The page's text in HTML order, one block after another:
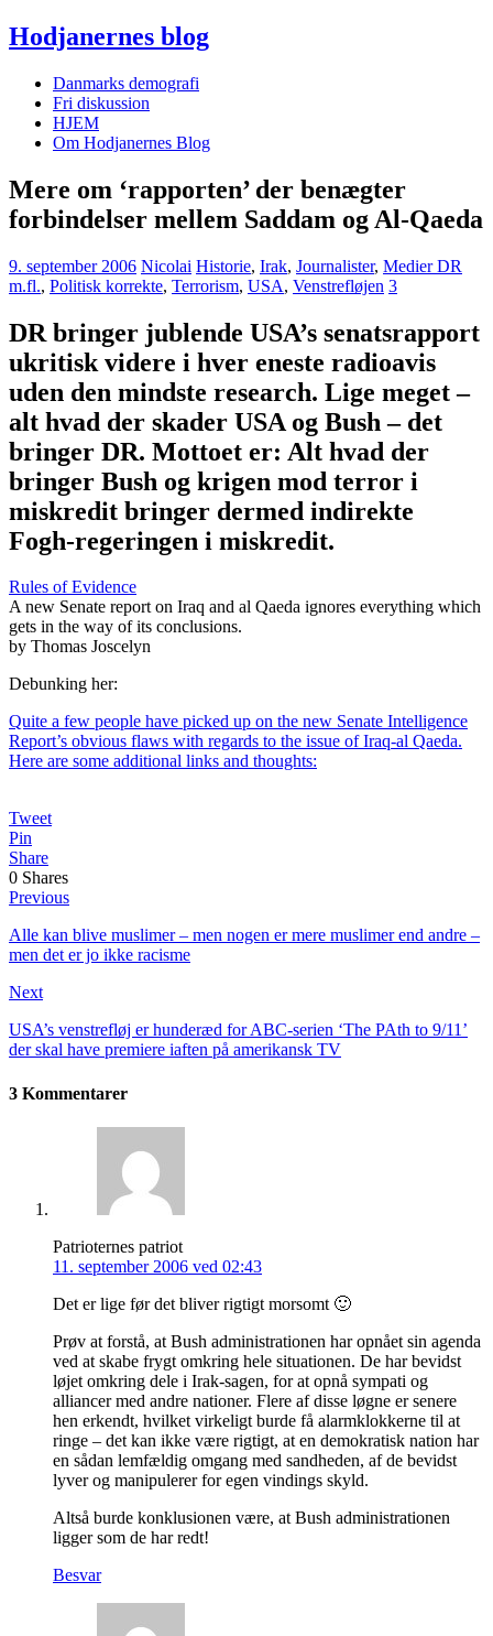
Hodjanernes blog
Danmarks demografi
Fri diskussion
HJEM
Om Hodjanernes Blog
Mere om ‘rapporten’ der benægter
forbindelser mellem Saddam og Al-Qaeda
9. september 2006 Nicolai Historie, Irak, Journalister, Medier DR
m.fl., Politisk korrekte, Terrorism, USA, Venstrefløjen 3
DR bringer jublende USA’s senatsrapport
ukritisk videre i hver eneste radioavis
uden den mindste research. Lige meget –
alt hvad der skader USA og Bush – det
bringer DR. Mottoet er: Alt hvad der
bringer Bush og krigen mod terror i
miskredit bringer dermed indirekte
Fogh-regeringen i miskredit.
Rules of Evidence
A new Senate report on Iraq and al Qaeda ignores everything which
gets in the way of its conclusions.
by Thomas Joscelyn
Debunking her:
Quite a few people have picked up on the new Senate Intelligence
Report’s obvious flaws with regards to the issue of Iraq-al Qaeda.
Here are some additional links and thoughts:
Tweet
Pin
Share
0 Shares
Previous
Alle kan blive muslimer – men nogen er mere muslimer end andre –
men det er jo ikke racisme
Next
USA’s venstrefløj er hunderæd for ABC-serien ‘The PAth to 9/11’
der skal have premiere iaften på amerikansk TV
3 Kommentarer
Patrioternes patriot
11. september 2006 ved 02:43
Det er lige før det bliver rigtigt morsomt 🙂
Prøv at forstå, at Bush administrationen har opnået sin agenda
ved at skabe frygt omkring hele situationen. De har bevidst
løjet omkring dele i Irak-sagen, for at opnå sympati og
alliancer med andre nationer. Flere af disse løgne er senere
hen erkendt, hvilket virkeligt burde få alarmklokkerne til at
ringe – det kan ikke være rigtigt, at en demokratisk nation har
en sådan lemfældig omgang med sandheden, af de bevidst
lyver og manipulerer for egen vindings skyld.
Altså burde konklusionen være, at Bush administrationen
ligger som de har redt!
Besvar